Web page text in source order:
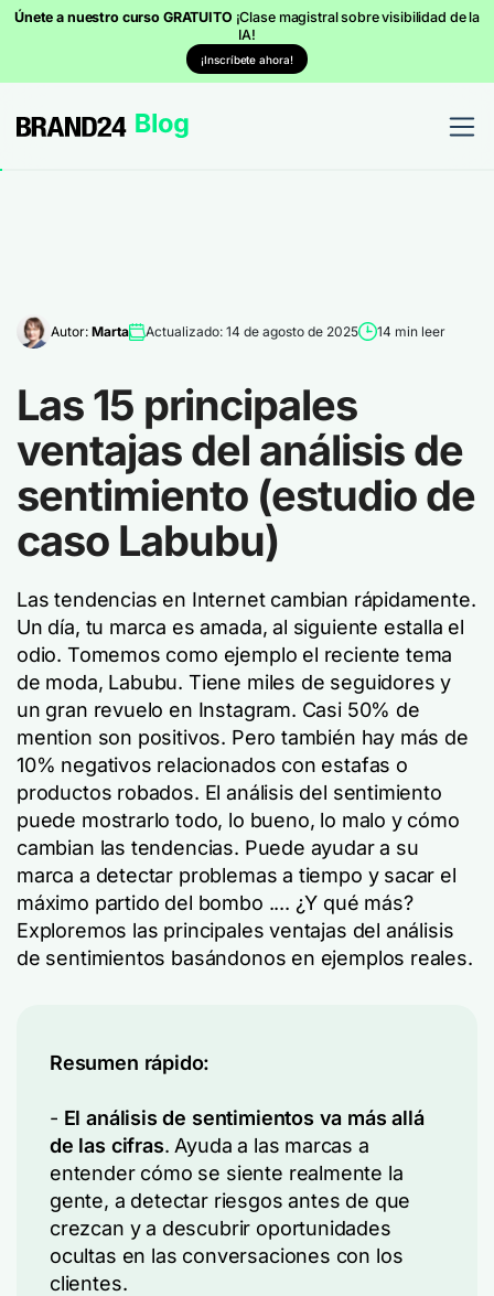
Únete a nuestro curso GRATUITO ¡Clase magistral sobre visibilidad de la
IA!
¡Inscríbete ahora!
Autor: Marta Actualizado: 14 de agosto de 2025 14 min leer
Las 15 principales
ventajas del análisis de
sentimiento (estudio de
caso Labubu)
Las tendencias en Internet cambian rápidamente.
Un día, tu marca es amada, al siguiente estalla el
odio. Tomemos como ejemplo el reciente tema
de moda, Labubu. Tiene miles de seguidores y
un gran revuelo en Instagram. Casi 50% de
mention son positivos. Pero también hay más de
10% negativos relacionados con estafas o
productos robados. El análisis del sentimiento
puede mostrarlo todo, lo bueno, lo malo y cómo
cambian las tendencias. Puede ayudar a su
marca a detectar problemas a tiempo y sacar el
máximo partido del bombo .... ¿Y qué más?
Exploremos las principales ventajas del análisis
de sentimientos basándonos en ejemplos reales.
Resumen rápido:
- El análisis de sentimientos va más allá
de las cifras. Ayuda a las marcas a
entender cómo se siente realmente la
gente, a detectar riesgos antes de que
crezcan y a descubrir oportunidades
ocultas en las conversaciones con los
clientes.